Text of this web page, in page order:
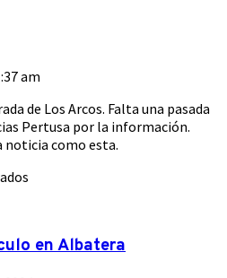
am
de Los Arcos. Falta una pasada
Pertusa por la información.
noticia como esta.
en Albatera